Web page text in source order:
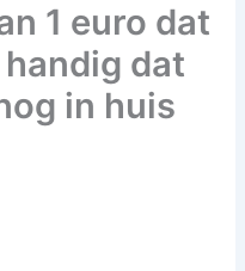
1 euro dat
dat
in huis